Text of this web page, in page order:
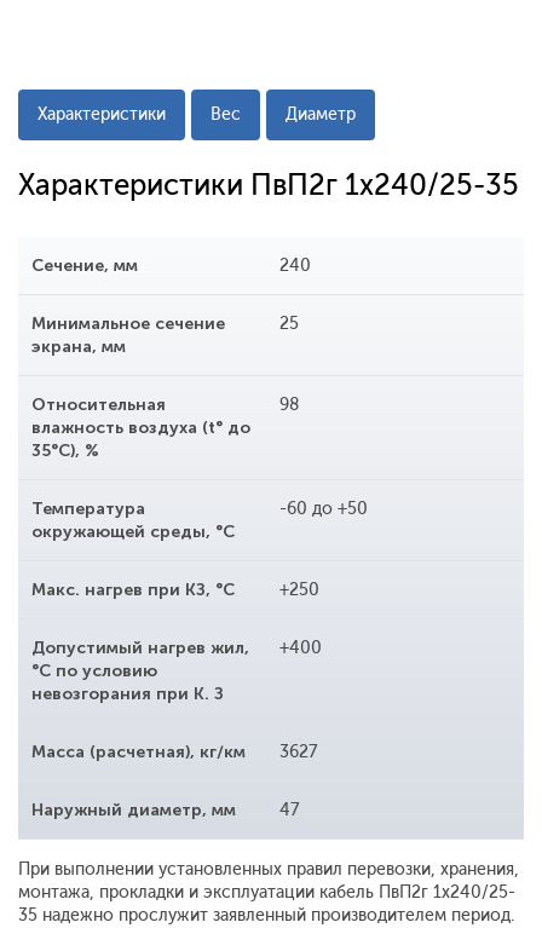
Характеристики Вес Диаметр
Характеристики ПвП2г 1x240/25-35
Сечение, мм 240
Минимальное сечение
экрана, мм
25
Относительная
влажность воздуха (t° до
35°С), %
98
Температура
окружающей среды, °С
-60 до +50
Макс. нагрев при КЗ, °С +250
Допустимый нагрев жил,
°С по условию
невозгорания при К. З
+400
Масса (расчетная), кг/км 3627
Наружный диаметр, мм 47
При выполнении установленных правил перевозки, хранения,
монтажа, прокладки и эксплуатации кабель ПвП2г 1x240/25-
35 надежно прослужит заявленный производителем период.